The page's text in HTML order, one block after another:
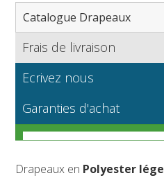
Catalogue Drapeaux
Tous les drapeaux
Amérique du Sud
Europe
Asie
Régions françaises
Régions allemandes
Régions espagnoles
Cantons, Départements &
Départements français
Comtés anglais
Villes
Villes allemandes
Marines marchandes et
Courses automobiles
Frais de livraison
Flagsonline.fr calcule les frais
APPROFONDIR
Ecrivez nous
nos produits? Vous voulez
bien nous proposer un
Garanties d'achat
Dispositions générales
Les tissus pour
tissu pour votre drapeau
Drapeaux en Polyester